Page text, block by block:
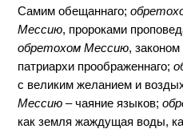
Самим обещаннаго;
Мессию, пророками
обретохом Мессию, законом
патриархи проображеннаго;
с великим желанием и
Мессию – чаяние языков;
как земля жаждущая воды,